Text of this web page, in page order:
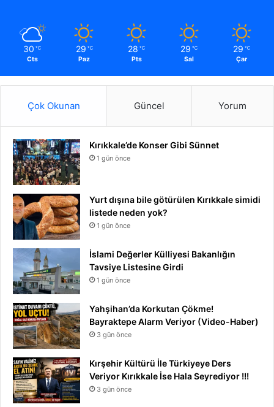
30 ℃
Cts
29 ℃
Paz
28 ℃
Pts
29 ℃
Sal
29 ℃
Çar
Çok Okunan Güncel Yorum
Kırıkkale’de Konser Gibi Sünnet
1 gün önce
Yurt dışına bile götürülen Kırıkkale simidi
listede neden yok?
1 gün önce
İslami Değerler Külliyesi Bakanlığın
Tavsiye Listesine Girdi
1 gün önce
Yahşihan’da Korkutan Çökme!
Bayraktepe Alarm Veriyor (Video-Haber)
3 gün önce
Kırşehir Kültürü İle Türkiyeye Ders
Veriyor Kırıkkale İse Hala Seyrediyor !!!
3 gün önce